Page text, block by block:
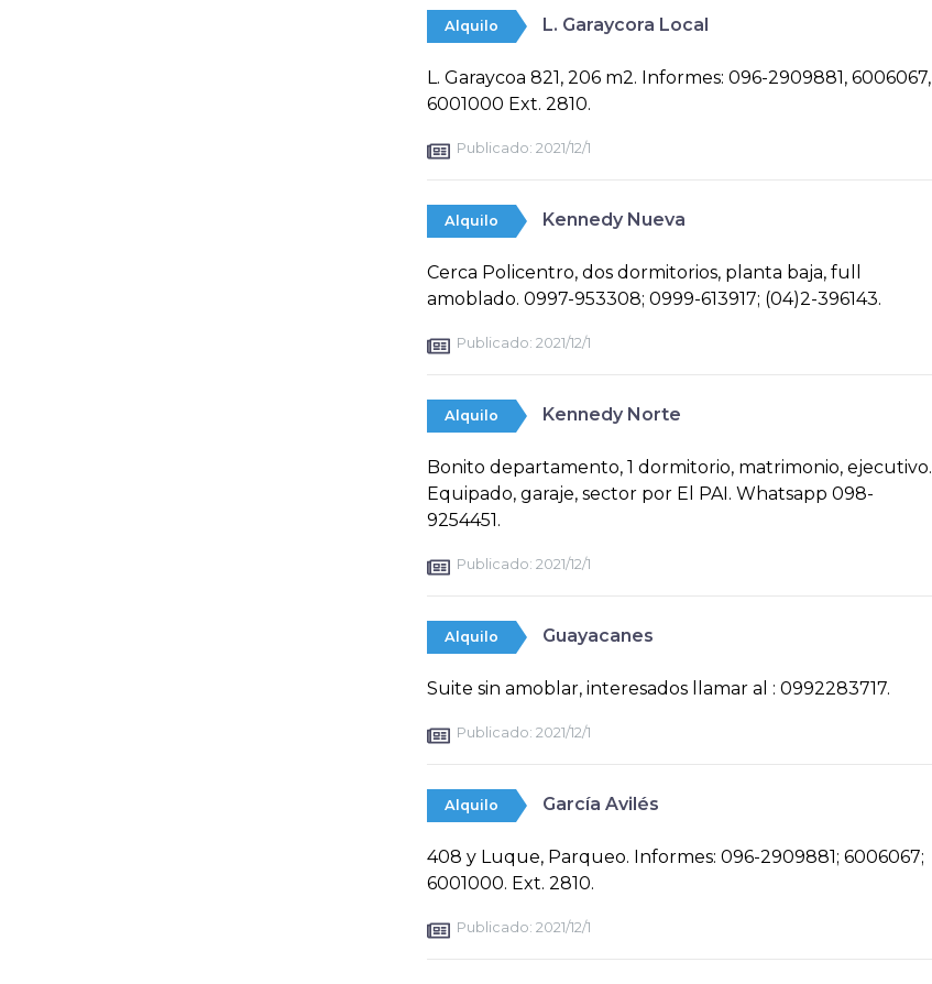
Alquilo L. Garaycora Local
L. Garaycoa 821, 206 m2. Informes: 096-2909881, 6006067,
6001000 Ext. 2810.
Publicado: 2021/12/1
Alquilo Kennedy Nueva
Cerca Policentro, dos dormitorios, planta baja, full
amoblado. 0997-953308; 0999-613917; (04)2-396143.
Publicado: 2021/12/1
Alquilo Kennedy Norte
Bonito departamento, 1 dormitorio, matrimonio, ejecutivo.
Equipado, garaje, sector por El PAI. Whatsapp 098-
9254451.
Publicado: 2021/12/1
Alquilo Guayacanes
Suite sin amoblar, interesados llamar al : 0992283717.
Publicado: 2021/12/1
Alquilo García Avilés
408 y Luque, Parqueo. Informes: 096-2909881; 6006067;
6001000. Ext. 2810.
Publicado: 2021/12/1